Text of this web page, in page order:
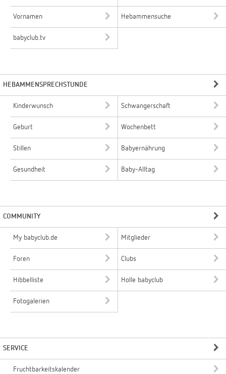
Vornamen Hebammensuche
babyclub.tv
HEBAMMENSPRECHSTUNDE
Kinderwunsch Schwangerschaft
Geburt Wochenbett
Stillen Babyernährung
Gesundheit Baby-Alltag
COMMUNITY
My babyclub.de Mitglieder
Foren Clubs
Hibbelliste Holle babyclub
Fotogalerien
SERVICE
Fruchtbarkeitskalender